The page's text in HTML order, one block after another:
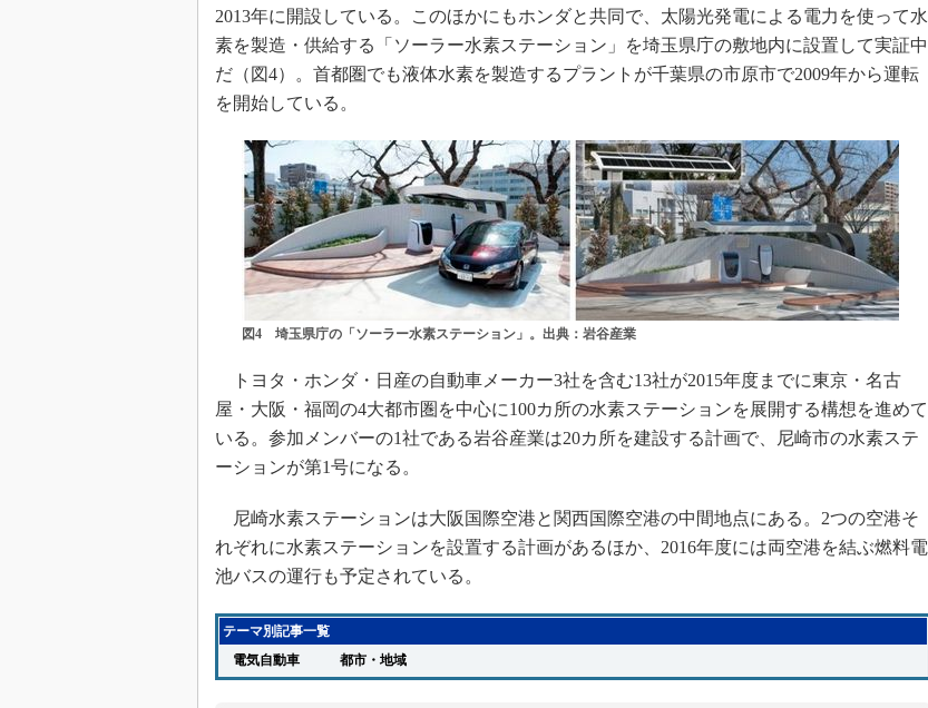
2013年に開設している。このほかにもホンダと共同で、太陽光発電による電力を使って水
素を製造・供給する「ソーラー水素ステーション」を埼玉県庁の敷地内に設置して実証中
だ（図4）。首都圏でも液体水素を製造するプラントが千葉県の市原市で2009年から運転
を開始している。
図4 埼玉県庁の「ソーラー水素ステーション」。出典：岩谷産業
トヨタ・ホンダ・日産の自動車メーカー3社を含む13社が2015年度までに東京・名古
屋・大阪・福岡の4大都市圏を中心に100カ所の水素ステーションを展開する構想を進めて
いる。参加メンバーの1社である岩谷産業は20カ所を建設する計画で、尼崎市の水素ステ
ーションが第1号になる。
尼崎水素ステーションは大阪国際空港と関西国際空港の中間地点にある。2つの空港そ
れぞれに水素ステーションを設置する計画があるほか、2016年度には両空港を結ぶ燃料電
池バスの運行も予定されている。
テーマ別記事一覧
電気自動車
都市・地域